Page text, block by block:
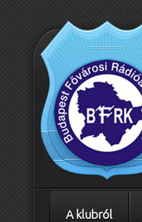
A klubról